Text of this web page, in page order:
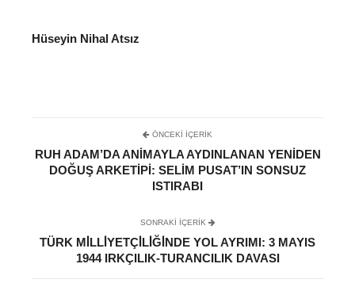
Hüseyin Nihal Atsız
ÖNCEKI İÇERIK
RUH ADAM’DA ANIMAYLA AYDINLANAN YENIDEN
DOĞUŞ ARKETIPI: SELIM PUSAT’IN SONSUZ
ISTIRABI
SONRAKI IÇERIK
TÜRK MİLLİYETÇİLİĞİNDE YOL AYRIMI: 3 MAYIS
1944 IRKÇILIK-TURANCILIK DAVASI